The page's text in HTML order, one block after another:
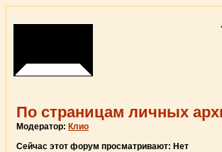
По страницам личных
Модератор: Клио
Сейчас этот форум просматривают: Нет